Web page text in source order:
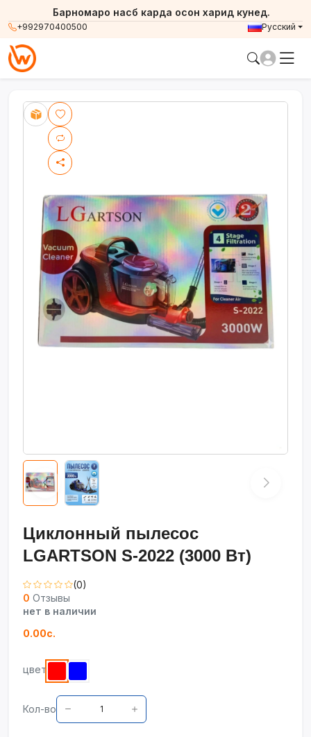
+992970400500
Барномаро насб карда осон харид кунед.
Русский
Циклонный пылесос
LGARTSON S-2022 (3000 Вт)
(0)
0 Отзывы
нет в наличии
0.00с.
цвет
Кол-во